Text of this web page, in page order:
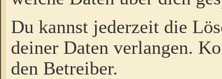
Du kannst jederzeit die
deiner Daten verlangen.
den Betreiber.